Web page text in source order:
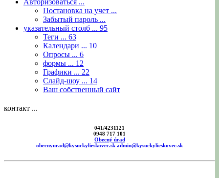
Авторизоваться ...
Постановка на учет ...
Забытый пароль ...
указательный столб ... 95
Теги ... 63
Календари ... 10
Опросы ... 6
формы ... 12
Графики ... 22
Слайд-шоу ... 14
Ваш собственный сайт
контакт ...
041/4231121
0948 717 101
Obecný úrad
obecnyurad@kysuckylieskovec.sk admin@kysuckylieskovec.sk